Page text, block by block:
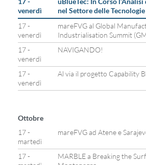
venerdì
nel Settore delle
17 -
venerdì
mareFVG al Global
Industrialisation Summit
17 -
venerdì
NAVIGANDO!
17 -
venerdì
Al via il progetto Capability
Ottobre
17 -
martedì
mareFVG ad Atene e
17 -
MARBLE a Breaking the